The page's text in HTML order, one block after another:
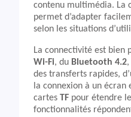
contenu multimédia. La
permet d’adapter
selon les situations
La connectivité est bien
Wi-Fi, du Bluetooth 4.2
des transferts rapides,
la connexion à un écran
cartes TF pour étendre
fonctionnalités